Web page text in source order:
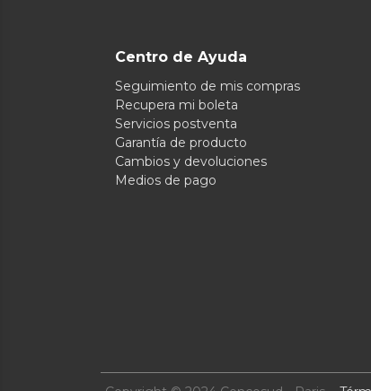
Centro de Ayuda
Seguimiento de mis compras
Recupera mi boleta
Servicios postventa
Garantía de producto
Cambios y devoluciones
Medios de pago